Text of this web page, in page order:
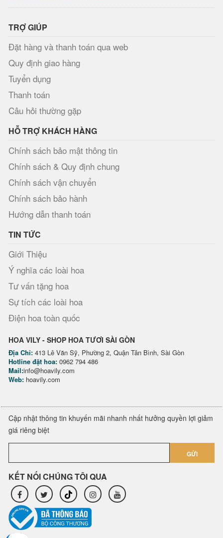
TRỢ GIÚP
Đặt hàng và thanh toán qua web
Quy định giao hàng
Tuyển dụng
Thanh toán
Câu hỏi thường gặp
HỖ TRỢ KHÁCH HÀNG
Chính sách bảo mật thông tin
Chính sách & Quy định chung
Chính sách vận chuyển
Chính sách bảo hành
Hướng dẫn thanh toán
TIN TỨC
Giới Thiệu
Ý nghĩa các loài hoa
Tư vấn tặng hoa
Sự tích các loài hoa
Điện hoa toàn quốc
HOA VILY - SHOP HOA TƯƠI SÀI GÒN
Địa Chỉ: 413 Lê Văn Sỹ, Phường 2, Quận Tân Bình, Sài Gòn
Hotline đặt hoa: 0962 794 486
Mail:info@hoavily.com
Web: hoavily.com
Cập nhật thông tin khuyến mãi nhanh nhất hưởng quyền lợi giảm
giá riêng biệt
GỬI
KẾT NỐI CHÚNG TÔI QUA